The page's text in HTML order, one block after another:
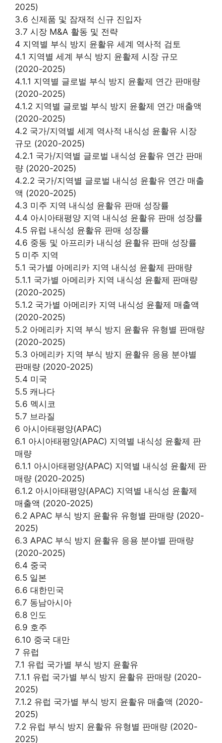
2025)
3.6 신제품 및 잠재적 신규 진입자
3.7 시장 M&A 활동 및 전략
4 지역별 부식 방지 윤활유 세계 역사적 검토
4.1 지역별 세계 부식 방지 윤활제 시장 규모
(2020-2025)
4.1.1 지역별 글로벌 부식 방지 윤활제 연간 판매량
(2020-2025)
4.1.2 지역별 글로벌 부식 방지 윤활제 연간 매출액
(2020-2025)
4.2 국가/지역별 세계 역사적 내식성 윤활유 시장
규모 (2020-2025)
4.2.1 국가/지역별 글로벌 내식성 윤활유 연간 판매
량 (2020-2025)
4.2.2 국가/지역별 글로벌 내식성 윤활유 연간 매출
액 (2020-2025)
4.3 미주 지역 내식성 윤활유 판매 성장률
4.4 아시아태평양 지역 내식성 윤활유 판매 성장률
4.5 유럽 내식성 윤활유 판매 성장률
4.6 중동 및 아프리카 내식성 윤활유 판매 성장률
5 미주 지역
5.1 국가별 아메리카 지역 내식성 윤활제 판매량
5.1.1 국가별 아메리카 지역 내식성 윤활제 판매량
(2020-2025)
5.1.2 국가별 아메리카 지역 내식성 윤활제 매출액
(2020-2025)
5.2 아메리카 지역 부식 방지 윤활유 유형별 판매량
(2020-2025)
5.3 아메리카 지역 부식 방지 윤활유 응용 분야별
판매량 (2020-2025)
5.4 미국
5.5 캐나다
5.6 멕시코
5.7 브라질
6 아시아태평양(APAC)
6.1 아시아태평양(APAC) 지역별 내식성 윤활제 판
매량
6.1.1 아시아태평양(APAC) 지역별 내식성 윤활제 판
매량 (2020-2025)
6.1.2 아시아태평양(APAC) 지역별 내식성 윤활제
매출액 (2020-2025)
6.2 APAC 부식 방지 윤활유 유형별 판매량 (2020-
2025)
6.3 APAC 부식 방지 윤활유 응용 분야별 판매량
(2020-2025)
6.4 중국
6.5 일본
6.6 대한민국
6.7 동남아시아
6.8 인도
6.9 호주
6.10 중국 대만
7 유럽
7.1 유럽 국가별 부식 방지 윤활유
7.1.1 유럽 국가별 부식 방지 윤활유 판매량 (2020-
2025)
7.1.2 유럽 국가별 부식 방지 윤활유 매출액 (2020-
2025)
7.2 유럽 부식 방지 윤활유 유형별 판매량 (2020-
2025)